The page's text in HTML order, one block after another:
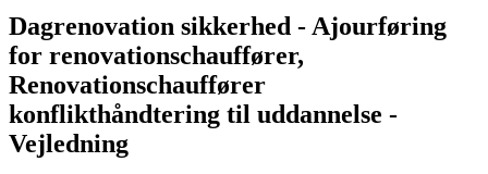
Dagrenovation sikkerhed - Ajourføring
for renovationschauffører,
Renovationschauffører
konflikthåndtering til uddannelse -
Vejledning